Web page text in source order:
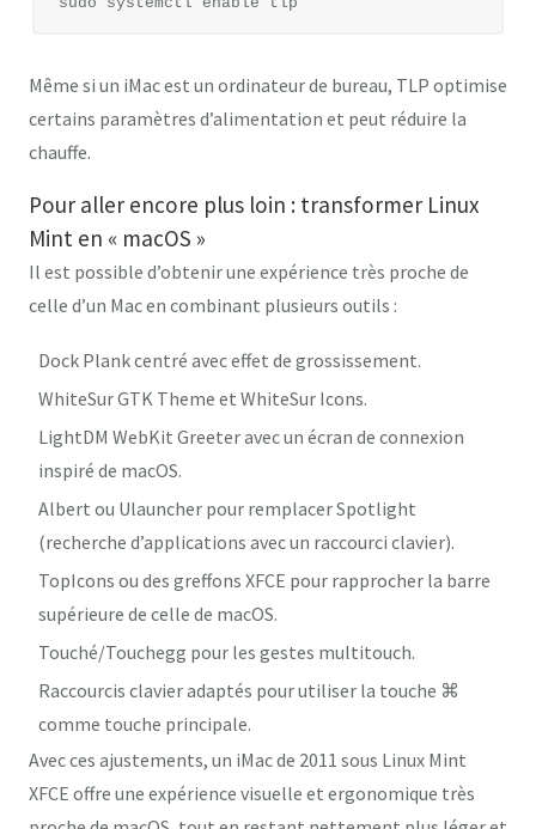
Même si un iMac est un ordinateur de bureau, TLP optimise
certains paramètres d’alimentation et peut réduire la
chauffe.
Pour aller encore plus loin : transformer Linux
Mint en « macOS »
Il est possible d’obtenir une expérience très proche de
celle d’un Mac en combinant plusieurs outils :
Dock Plankcentré avec effet de grossissement.
WhiteSur GTK Theme et WhiteSur Icons.
LightDM WebKit Greeteravec un écran de connexion
inspiré de macOS.
Albert ou Ulauncher pour remplacer Spotlight
(recherche d’applications avec un raccourci clavier).
TopIcons ou des greffons XFCE pour rapprocher la barre
supérieure de celle de macOS.
Touché/Touchegg pour les gestes multitouch.
Raccourcis clavieradaptés pour utiliser la touche ⌘
comme touche principale.
Avec ces ajustements, un iMac de 2011 sous Linux Mint
XFCE offre une expérience visuelle et ergonomique très